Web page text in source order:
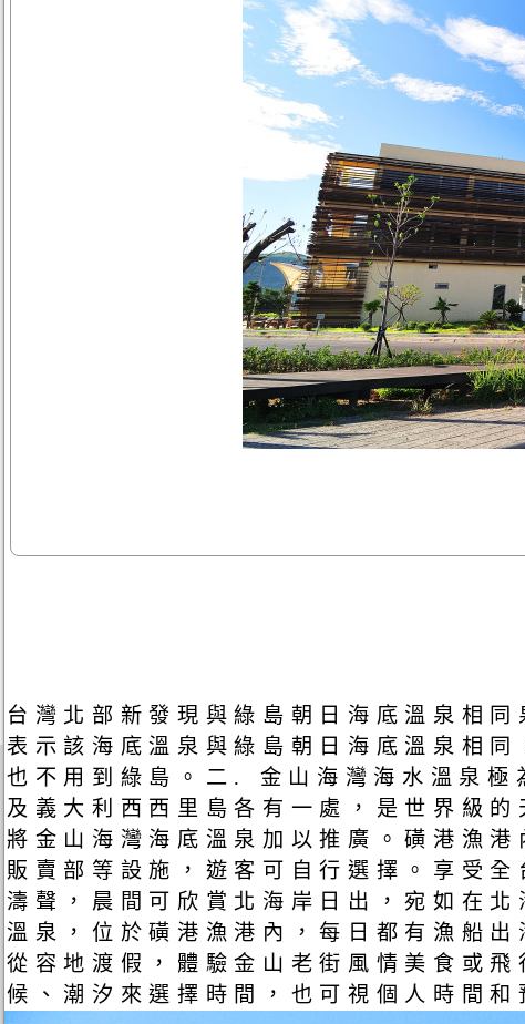
台灣北部新發現與綠島朝日海底溫泉相
表示該海底溫泉與綠島朝日海底溫泉相
也不用到綠島。二. 金山海灣海水溫泉極
及義大利西西里島各有一處，是世界級
將金山海灣海底溫泉加以推廣。磺港漁
販賣部等設施，遊客可自行選擇。享受
濤聲，晨間可欣賞北海岸日出，宛如在
溫泉，位於磺港漁港內，每日都有漁船
從容地渡假，體驗金山老街風情美食或
候、潮汐來選擇時間，也可視個人時間和